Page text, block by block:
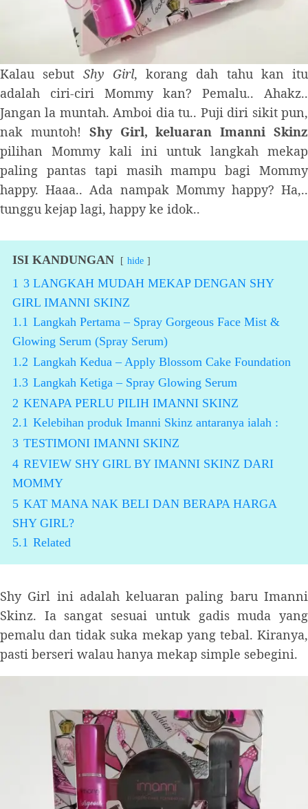
Kalau sebut Shy Girl, korang dah tahu kan itu
adalah ciri-ciri Mommy kan? Pemalu.. Ahakz..
Jangan la muntah. Amboi dia tu.. Puji diri sikit pun,
nak muntoh! Shy Girl, keluaran Imanni Skinz
pilihan Mommy kali ini untuk langkah mekap
paling pantas tapi masih mampu bagi Mommy
happy. Haaa.. Ada nampak Mommy happy? Ha,..
tunggu kejap lagi, happy ke idok..
ISI KANDUNGAN hide
1 3 LANGKAH MUDAH MEKAP DENGAN SHY
GIRL IMANNI SKINZ
1.1 Langkah Pertama – Spray Gorgeous Face Mist &
Glowing Serum (Spray Serum)
1.2 Langkah Kedua – Apply Blossom Cake Foundation
1.3 Langkah Ketiga – Spray Glowing Serum
2 KENAPA PERLU PILIH IMANNI SKINZ
2.1 Kelebihan produk Imanni Skinz antaranya ialah :
3 TESTIMONI IMANNI SKINZ
4 REVIEW SHY GIRL BY IMANNI SKINZ DARI
MOMMY
5 KAT MANA NAK BELI DAN BERAPA HARGA
SHY GIRL?
5.1 Related
Shy Girl ini adalah keluaran paling baru Imanni
Skinz. Ia sangat sesuai untuk gadis muda yang
pemalu dan tidak suka mekap yang tebal. Kiranya,
pasti berseri walau hanya mekap simple sebegini.